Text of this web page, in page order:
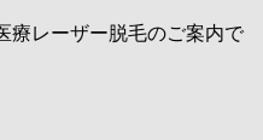
療レーザー脱毛のご案内で